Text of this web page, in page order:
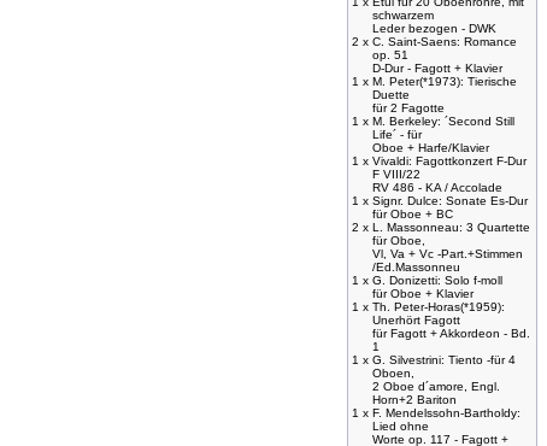
schwarzem
Leder bezogen - DWK
2 x C. Saint-Saens: Romance
op. 51
D-Dur - Fagott + Klavier
1 x M. Peter(*1973): Tierische
Duette
für 2 Fagotte
1 x M. Berkeley: ´Second Still
Life´ - für
Oboe + Harfe/Klavier
1 x Vivaldi: Fagottkonzert F-Dur
F VIII/22
RV 486 - KA / Accolade
1 x Signr. Dulce: Sonate Es-Dur
für Oboe + BC
2 x L. Massonneau: 3 Quartette
für Oboe,
Vl, Va + Vc -Part.+Stimmen
/Ed.Massonneu
1 x G. Donizetti: Solo f-moll
für Oboe + Klavier
1 x Th. Peter-Horas(*1959):
Unerhört Fagott
für Fagott + Akkordeon - Bd.
1
1 x G. Silvestrini: Tiento -für 4
Oboen,
2 Oboe d´amore, Engl.
Horn+2 Bariton
1 x F. Mendelssohn-Bartholdy:
Lied ohne
Worte op. 117 - Fagott +